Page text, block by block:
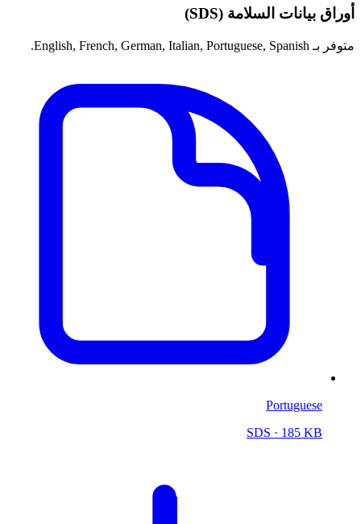
أوراق بيانات السلامة (SDS)
متوفر بـ English, French, German, Italian, Portuguese, Spanish.
Portuguese
SDS · 185 KB